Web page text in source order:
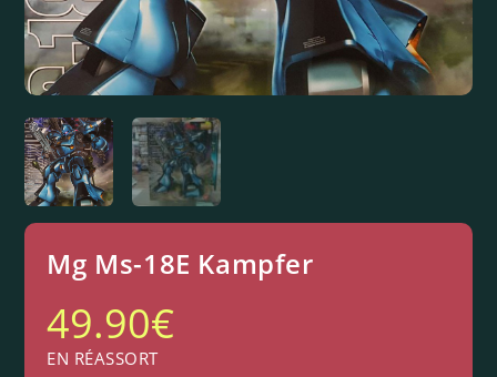
Mg Ms-18E Kampfer
49.90€
EN RÉASSORT